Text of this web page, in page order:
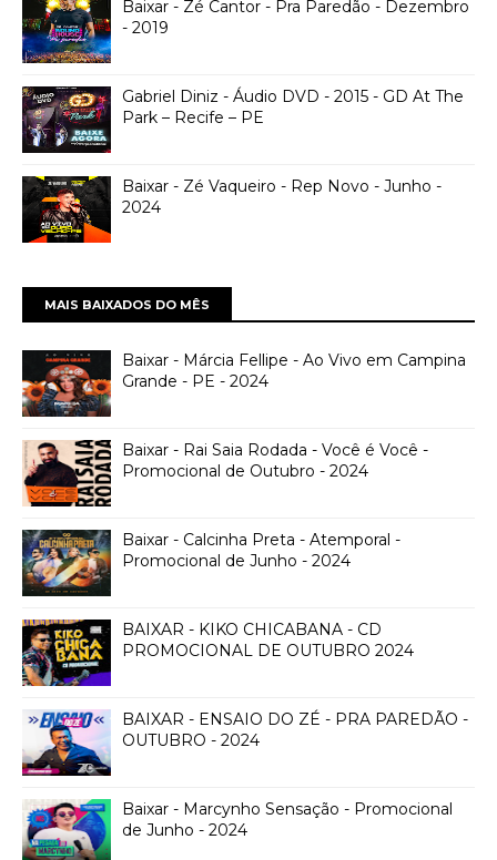
Baixar - Zé Cantor - Pra Paredão - Dezembro
- 2019
Gabriel Diniz - Áudio DVD - 2015 - GD At The
Park – Recife – PE
Baixar - Zé Vaqueiro - Rep Novo - Junho -
2024
MAIS BAIXADOS DO MÊS
Baixar - Márcia Fellipe - Ao Vivo em Campina
Grande - PE - 2024
Baixar - Rai Saia Rodada - Você é Você -
Promocional de Outubro - 2024
Baixar - Calcinha Preta - Atemporal -
Promocional de Junho - 2024
BAIXAR - KIKO CHICABANA - CD
PROMOCIONAL DE OUTUBRO 2024
BAIXAR - ENSAIO DO ZÉ - PRA PAREDÃO -
OUTUBRO - 2024
Baixar - Marcynho Sensação - Promocional
de Junho - 2024